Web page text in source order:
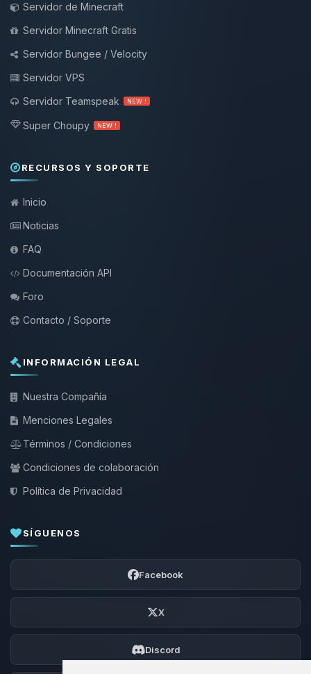
Servidor de Minecraft
Servidor Minecraft Gratis
Servidor Bungee / Velocity
Servidor VPS
Servidor Teamspeak
NEW !
Super Choupy NEW !
RECURSOS Y SOPORTE
Inicio
Noticias
FAQ
Documentación API
Foro
Contacto / Soporte
INFORMACIÓN LEGAL
Nuestra Compañía
Menciones Legales
Términos / Condiciones
Condiciones de colaboración
Política de Privacidad
SÍGUENOS
Facebook
X
Discord